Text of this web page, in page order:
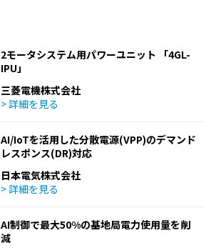
2モータシステム用パワーユニット 「4GL-
IPU」
三菱電機株式会社
> 詳細を見る
AI/IoTを活用した分散電源(VPP)のデマンド
レスポンス(DR)対応
日本電気株式会社
> 詳細を見る
AI制御で最大50%の基地局電力使用量を削
減